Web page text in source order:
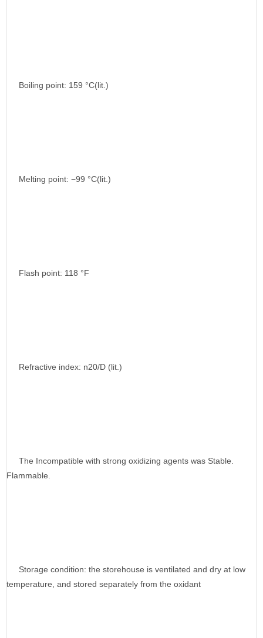
Boiling point: 159 °C(lit.)
Melting point: −99 °C(lit.)
Flash point: 118 °F
Refractive index: n20/D (lit.)
The Incompatible with strong oxidizing agents was Stable.
Flammable.
Storage condition: the storehouse is ventilated and dry at low
temperature, and stored separately from the oxidant